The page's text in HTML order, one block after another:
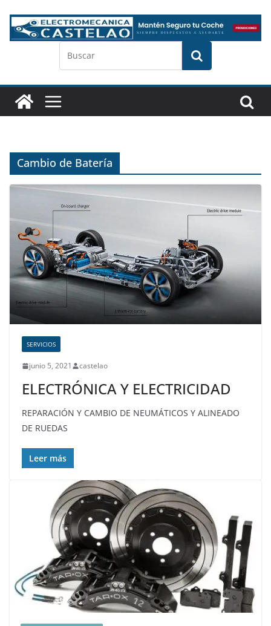
Cambio de Batería
SERVICIOS
junio 5, 2021 castelao
ELECTRÓNICA Y ELECTRICIDAD
REPARACIÓN Y CAMBIO DE NEUMÁTICOS Y ALINEADO
DE RUEDAS
Leer más